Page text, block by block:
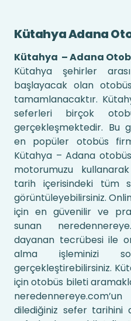
Kütahya Adana
Kütahya – Adana
Kütahya şehirler
başlayacak olan
tamamlanacaktır.
seferleri birçok
gerçekleşmektedir. Bu
en popüler otobüs
Kütahya – Adana
motorumuzu
tarih içerisindeki tüm
görüntüleyebilirsiniz.
için en güvenilir ve
sunan
dayanan tecrübesi ile
alma işleminizi
gerçekleştirebilirsiniz.
için otobüs bileti
dilediğiniz sefer tarihini